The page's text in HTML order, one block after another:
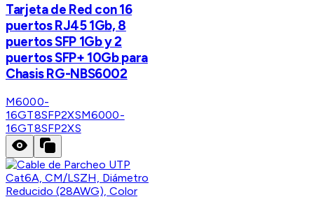
Tarjeta de Red con 16
puertos RJ45 1Gb, 8
puertos SFP 1Gb y 2
puertos SFP+ 10Gb para
Chasis RG-NBS6002
M6000-
16GT8SFP2XSM6000-
16GT8SFP2XS